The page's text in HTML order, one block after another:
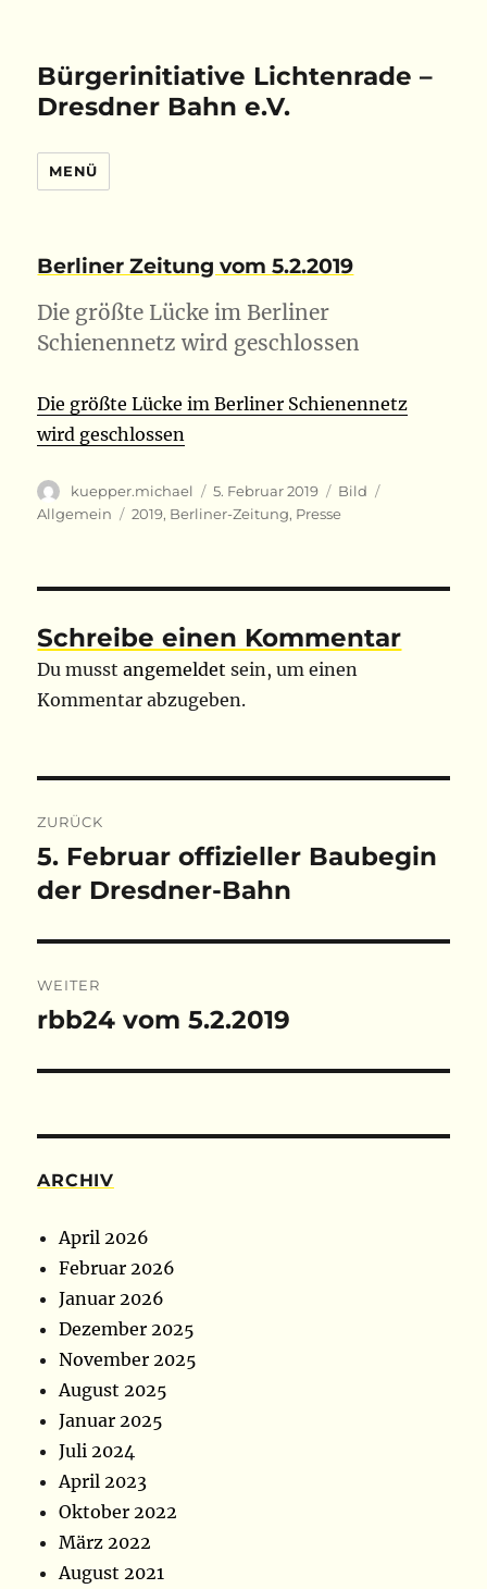
Bürgerinitiative Lichtenrade –
Dresdner Bahn e.V.
MENÜ
Berliner Zeitung vom 5.2.2019
Die größte Lücke im Berliner
Schienennetz wird geschlossen
Die größte Lücke im Berliner Schienennetz
wird geschlossen
Autor
kuepper.michael
Veröffentlicht
am
5. Februar 2019 Format
Bild
Allgemein
Schlagwörter
2019, Berliner-Zeitung, Presse
Schreibe einen Kommentar
Du musstangemeldet sein, um einen
Kommentar abzugeben.
ZURÜCK
Vorheriger
Beitrag:
5. Februar offizieller Baubegin
der Dresdner-Bahn
WEITER
Nächster
rbb24 vom 5.2.2019
ARCHIV
April 2026
Februar 2026
Januar 2026
Dezember 2025
November 2025
August 2025
Januar 2025
Juli 2024
April 2023
Oktober 2022
März 2022
August 2021